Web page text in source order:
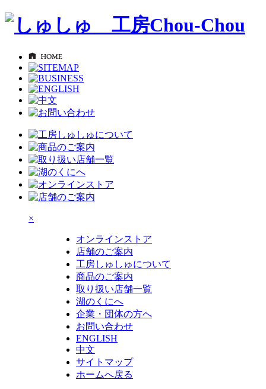
×
オンラインストア
店舗のご案内
工房しゅしゅについて
商品のご案内
取り扱い店舗一覧
湖のくにへ
企業・団体の方へ
お問い合わせ
ENGLISH
中文
サイトマップ
ホームへ戻る